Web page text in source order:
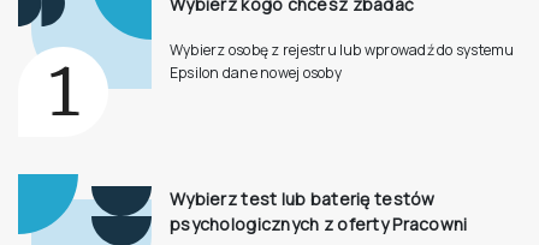
Wybierz osobę z rejestru lub wprowadź do systemu
Epsilon dane nowej osoby
Wybierz test lub baterię testów
psychologicznych z oferty Pracowni